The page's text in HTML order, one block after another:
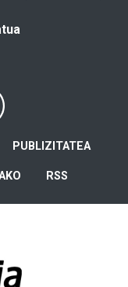
PUBLIZITATEA
RSS